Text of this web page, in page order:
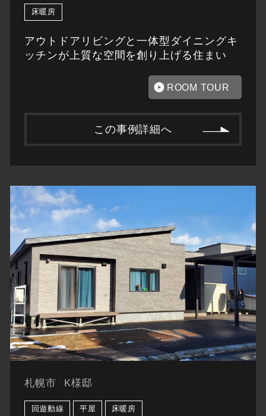
床暖房
アウトドアリビングと一体型ダイニングキ
ッチンが上質な空間を創り上げる住まい
ROOM TOUR
この事例詳細へ
札幌市 K様邸
回遊動線 平屋 床暖房